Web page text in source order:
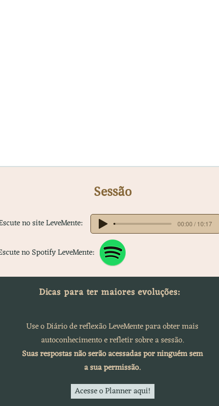
Sessão
no site LeveMente: 00:00 / 10:17
no Spotify LeveMente:
Dicas para ter maiores evoluções:
Use o Diário de reflexão LeveMente para obtermais
autoconhecimento e refletir sobre a sessão.
Suas respostas não serão acessadas por ninguém sem
a sua permissão.
Acesse o Planner aqui!